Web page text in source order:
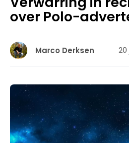
over Polo-
Marco Derksen 20